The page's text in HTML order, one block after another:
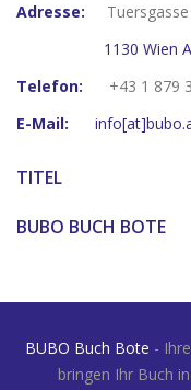
Adresse:
Tuersgasse
1130 Wien
Telefon:
+43 1 879
E-Mail:
TITEL
BUBO BUCH BOTE
BUBO Buch Bote -
bringen Ihr Buch